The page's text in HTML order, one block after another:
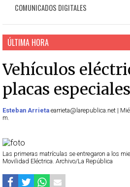
COMUNICADOS DIGITALES
ÚLTIMA HORA
Vehículos
placas especiales
Esteban Arrieta earrieta@larepublica.net |
m.
Las primeras matrículas se entregaron a los
Movilidad Eléctrica. Archivo/La República